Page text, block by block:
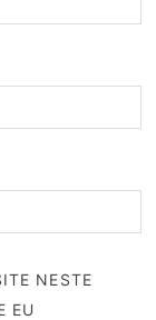
NESTE
EU